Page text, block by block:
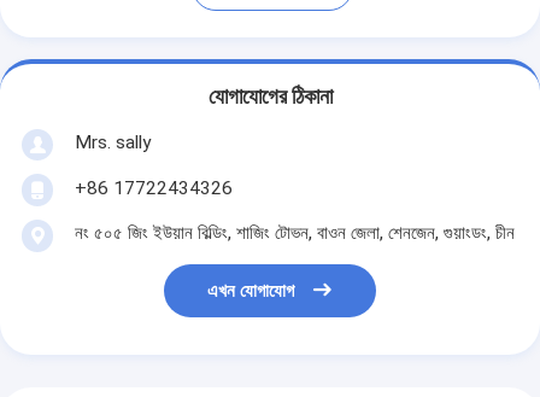
যোগাযোগের ঠিকানা
Mrs. sally
+86 17722434326
নং ৫০৫ জিং ইউয়ান বিল্ডিং, শাজিং টোভন, বাওন জেলা, শেনজেন, গুয়াংডং, চীন
এখন যোগাযোগ